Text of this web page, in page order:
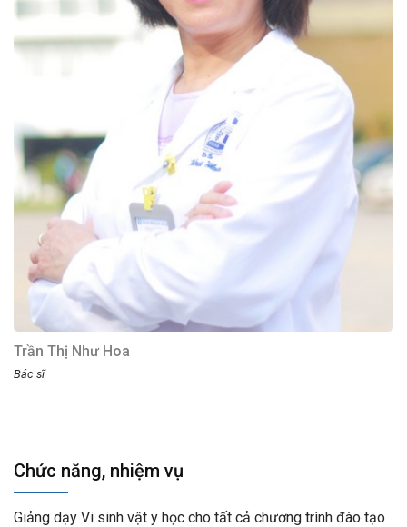
Trần Thị Như Hoa
Bác sĩ
Chức năng, nhiệm vụ
Giảng dạy Vi sinh vật y học cho tất cả chương trình đào tạo